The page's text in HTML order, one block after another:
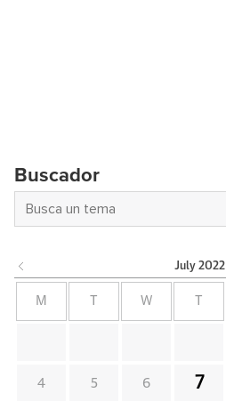
Buscador
July 2022
M W
4 5 6 7